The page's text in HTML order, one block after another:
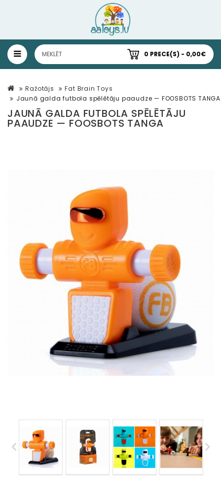
0 PRECE(S) - 0,00€
Ražotājs
Fat Brain Toys
Jaunā galda futbola spēlētāju paaudze — FOOSBOTS TANGA
JAUNĀ GALDA FUTBOLA SPĒLĒTĀJU
PAAUDZE — FOOSBOTS TANGA